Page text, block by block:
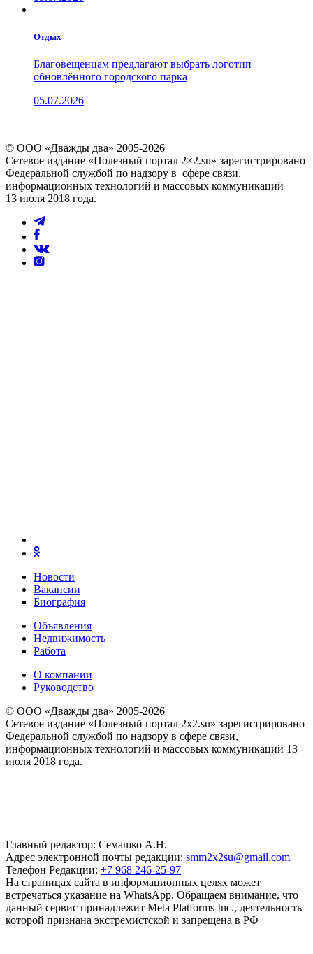
Отдых
Благовещенцам предлагают выбрать логотип
обновлённого городского парка
05.07.2026
© ООО «Дважды два» 2005-2026
Сетевое издание «Полезный портал 2×2.su» зарегистрировано
Федеральной службой по надзору в сфере связи,
информационных технологий и массовых коммуникаций
13 июля 2018 года.
Новости
Вакансии
Биография
Объявления
Недвижимость
Работа
О компании
Руководство
© ООО «Дважды два» 2005-2026
Сетевое издание «Полезный портал 2x2.su» зарегистрировано
Федеральной службой по надзору в сфере связи,
информационных технологий и массовых коммуникаций 13
июля 2018 года.
Главный редактор: Семашко А.Н.
Адрес электронной почты редакции: smm2x2su@gmail.com
Телефон Редакции: +7 968 246-25-97
На страницах сайта в информационных целях может
встречаться указание на WhatsApp. Обращаем внимание, что
данный сервис принадлежит Meta Platforms Inc., деятельность
которой признана экстремистской и запрещена в РФ